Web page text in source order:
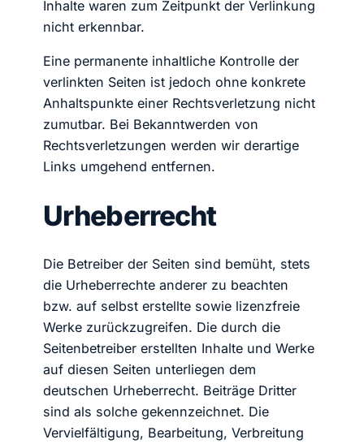
Inhalte waren zum Zeitpunkt der Verlinkung
nicht erkennbar.
Eine permanente inhaltliche Kontrolle der
verlinkten Seiten ist jedoch ohne konkrete
Anhaltspunkte einer Rechtsverletzung nicht
zumutbar. Bei Bekanntwerden von
Rechtsverletzungen werden wir derartige
Links umgehend entfernen.
Urheberrecht
Die Betreiber der Seiten sind bemüht, stets
die Urheberrechte anderer zu beachten
bzw. auf selbst erstellte sowie lizenzfreie
Werke zurückzugreifen. Die durch die
Seitenbetreiber erstellten Inhalte und Werke
auf diesen Seiten unterliegen dem
deutschen Urheberrecht. Beiträge Dritter
sind als solche gekennzeichnet. Die
Vervielfältigung, Bearbeitung, Verbreitung